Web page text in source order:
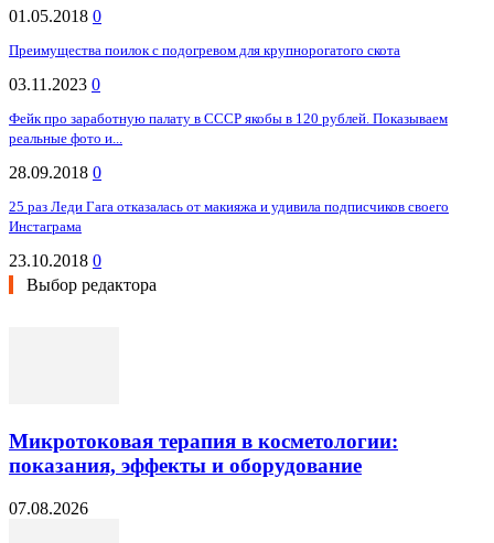
01.05.2018 0
Преимущества поилок с подогревом для крупнорогатого скота
03.11.2023 0
Фейк про заработную палату в СССР якобы в 120 рублей. Показываем
реальные фото и...
28.09.2018 0
25 раз Леди Гага отказалась от макияжа и удивила подписчиков своего
Инстаграма
23.10.2018 0
Выбор редактора
Микротоковая терапия в косметологии:
показания, эффекты и оборудование
07.08.2026